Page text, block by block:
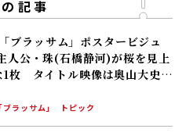
記事
ブラッサム」ポスタービジュ
人公・珠(石橋静河)が桜を見上
1枚 タイトル映像は奥山大史監
條雅幸アナ 2026年度後期放
ラッサム」
トピック